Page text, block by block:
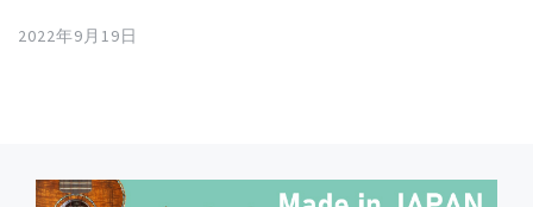
2022年9月19日